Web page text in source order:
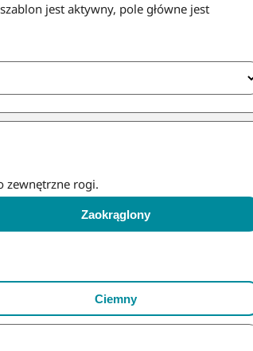
jest aktywny, pole główne jest
zewnętrzne rogi.
Zaokrąglony
Ciemny